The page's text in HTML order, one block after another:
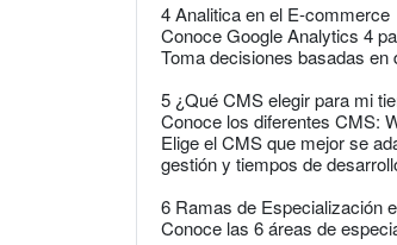
4 Analitica en el E-commerce
Conoce Google Analytics 4
Toma decisiones basadas en
5 ¿Qué CMS elegir para mi
Conoce los diferentes CMS:
Elige el CMS que mejor se
gestión y tiempos de
6 Ramas de Especialización
Conoce las 6 áreas de